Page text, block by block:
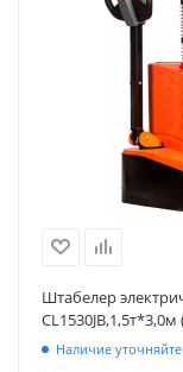
Штабелер
Наличие уточняйте